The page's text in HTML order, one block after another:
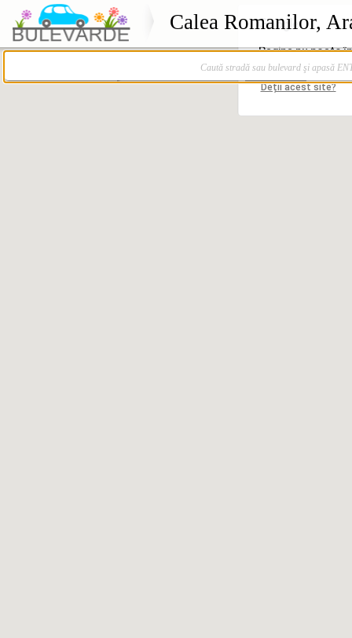
Calea Romanilor,
Caută stradă sau bulevard şi apasă